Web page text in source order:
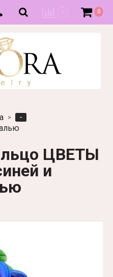
0
-
ЦВЕТЫ
и